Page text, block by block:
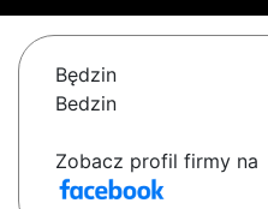
Będzin
Bedzin
Zobacz profil firmy na